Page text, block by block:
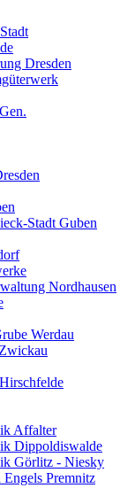
Dresden
Stadt Guben
Nordhausen
Werdau
Affalter
Dippoldiswalde
Görlitz - Niesky
Premnitz